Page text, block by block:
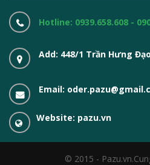
Hotline: 0939.658.608 -
Add: 448/1 Trần Hưng
Email:
Website: pazu.vn
© 2015 - Pazu.vn.